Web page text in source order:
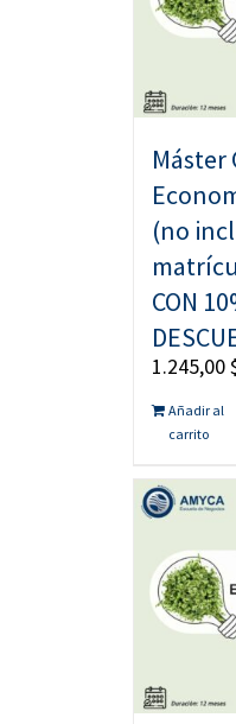
Máster
(no
CON
1.245,00
Añadir al
carrito